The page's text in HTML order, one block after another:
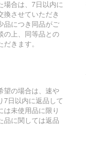
場合は、7日以内に
換させていただき
品につき同品がご
の上、同等品との
きます。
望の場合は、速や
7日以内に返品して
は未使用品に限り
品に関しては返品